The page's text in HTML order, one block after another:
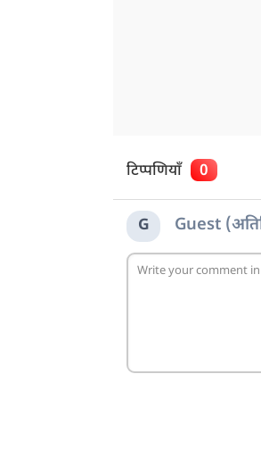
टिप्पणियाँ 0
G Guest